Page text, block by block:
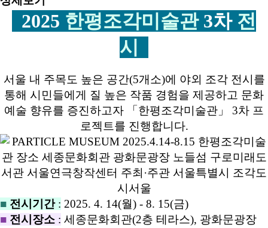
2025 한평조각미술관3차 전
시
서울 내 주목도 높은 공간(5개소)에 야외 조각 전시를
통해 시민들에게 질 높은 작품 경험을 제공하고 문화
예술 향유를 증진하고자 「한평조각미술관」 3차 프
로젝트를 진행합니다.
■ 전시기간: 2025. 4. 14(월) - 8. 15(금)
■ 전시장소 : 세종문화회관(2층 테라스), 광화문광장